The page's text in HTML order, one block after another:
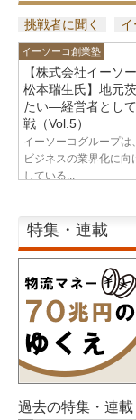
挑戦者に聞く
イーソーコ創業塾
【株式会社イーソ
松本瑞生氏】地元
たい—経営者とし
戦（Vol.5）
イーソーコグループは
ビジネスの業界化に
している...
特集・連載
過去の特集・連載